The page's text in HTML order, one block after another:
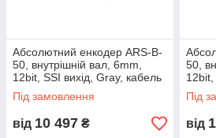
ТЕХНІЧНІ ХАРАКТЕРИСТИКИ
Діапазон вимірювання
0° … 360
Абсолютний енкодер ARS-B-
50, внутрішній вал, 6mm,
12bit, SSI вихід, Gray, кабель
5м, боковий
Під замовлення
від 10 497 ₴
50,
12bit,
10м,
Під
від